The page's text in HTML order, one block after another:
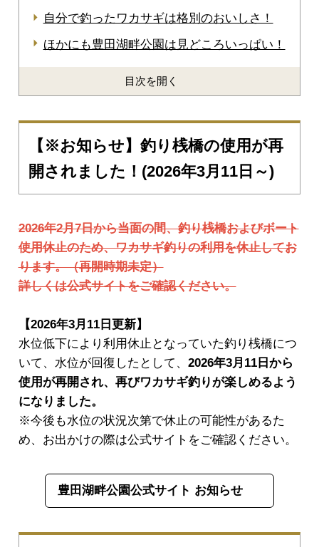
自分で釣ったワカサギは格別のおいしさ！
ほかにも豊田湖畔公園は見どころいっぱい！
目次を開く
【※お知らせ】釣り桟橋の使用が再
開されました！(2026年3月11日～)
2026年2月7日から当面の間、釣り桟橋およびボート
使用休止のため、ワカサギ釣りの利用を休止してお
ります。（再開時期未定）
詳しくは公式サイトをご確認ください。
【2026年3月11日更新】
水位低下により利用休止となっていた釣り桟橋につ
いて、水位が回復したとして、 2026年3月11日から
使用が再開され、再びワカサギ釣りが楽しめるよう
になりました。
※今後も水位の状況次第で休止の可能性があるた
め、お出かけの際は公式サイトをご確認ください。
豊田湖畔公園公式サイト お知らせ